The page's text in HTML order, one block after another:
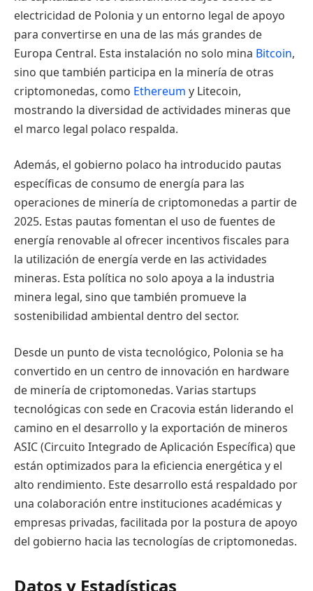
electricidad de Polonia y un entorno legal de apoyo
para convertirse en una de las más grandes de
Europa Central. Esta instalación no solo mina Bitcoin,
sino que también participa en la minería de otras
criptomonedas, como Ethereum y Litecoin,
mostrando la diversidad de actividades mineras que
el marco legal polaco respalda.
Además, el gobierno polaco ha introducido pautas
específicas de consumo de energía para las
operaciones de minería de criptomonedas a partir de
2025. Estas pautas fomentan el uso de fuentes de
energía renovable al ofrecer incentivos fiscales para
la utilización de energía verde en las actividades
mineras. Esta política no solo apoya a la industria
minera legal, sino que también promueve la
sostenibilidad ambiental dentro del sector.
Desde un punto de vista tecnológico, Polonia se ha
convertido en un centro de innovación en hardware
de minería de criptomonedas. Varias startups
tecnológicas con sede en Cracovia están liderando el
camino en el desarrollo y la exportación de mineros
ASIC (Circuito Integrado de Aplicación Específica) que
están optimizados para la eficiencia energética y el
alto rendimiento. Este desarrollo está respaldado por
una colaboración entre instituciones académicas y
empresas privadas, facilitada por la postura de apoyo
del gobierno hacia las tecnologías de criptomonedas.
Datos y Estadísticas